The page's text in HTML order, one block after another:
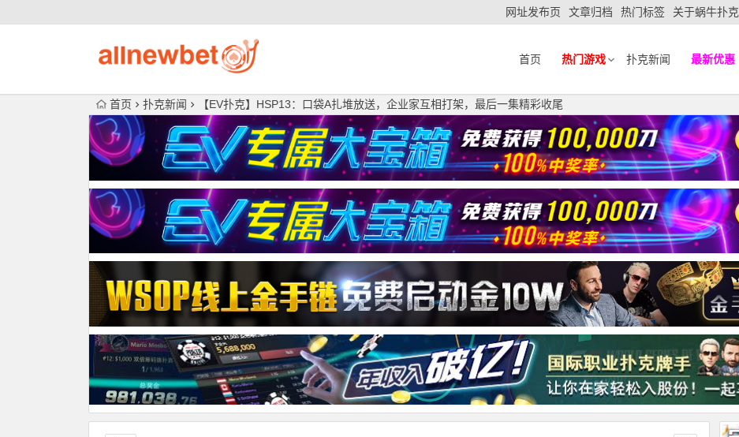
网址发布页 文章归档 热门标签 关于蜗牛扑克
首页 热门游戏 扑克新闻 最新优惠
首页 扑克新闻 【EV扑克】HSP13：口袋A扎堆放送，企业家互相打架，最后一集精彩收尾